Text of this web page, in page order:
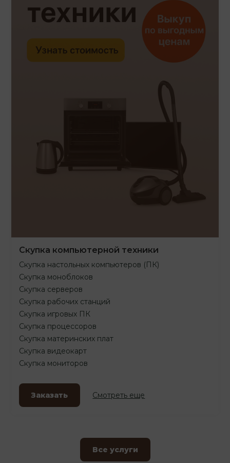
Скупка компьютерной техники
Скупка настольных компьютеров (ПК)
Скупка моноблоков
Скупка серверов
Скупка рабочих станций
Скупка игровых ПК
Скупка процессоров
Скупка материнских плат
Скупка видеокарт
Скупка мониторов
Заказать Смотреть еще
Все услуги